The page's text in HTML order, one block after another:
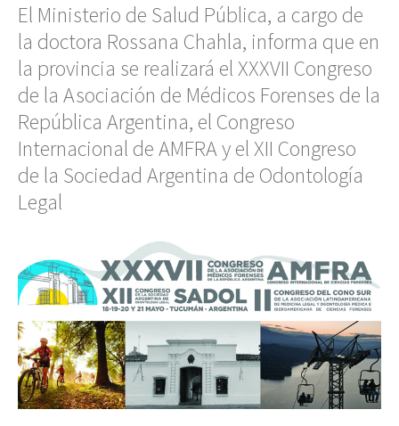
El Ministerio de Salud Pública, a cargo de
la doctora Rossana Chahla, informa que en
la provincia se realizará el XXXVII Congreso
de la Asociación de Médicos Forenses de la
República Argentina, el Congreso
Internacional de AMFRA y el XII Congreso
de la Sociedad Argentina de Odontología
Legal